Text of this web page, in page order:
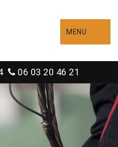
MENU
06 03 20 46 21